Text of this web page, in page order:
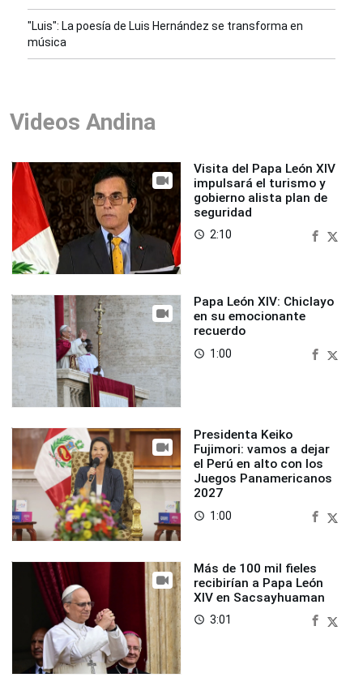
"Luis": La poesía de Luis Hernández se transforma en
música
Videos Andina
Visita del Papa León XIV
impulsará el turismo y
gobierno alista plan de
seguridad
access_time 2:10
Papa León XIV: Chiclayo
en su emocionante
recuerdo
access_time 1:00
Presidenta Keiko
Fujimori: vamos a dejar
el Perú en alto con los
Juegos Panamericanos
2027
access_time 1:00
Más de 100 mil fieles
recibirían a Papa León
XIV en Sacsayhuaman
access_time 3:01